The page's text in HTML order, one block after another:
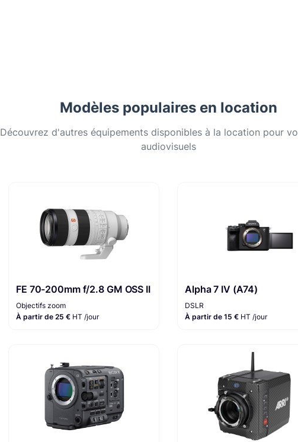
Modèles populaires en location
Découvrez d'autres équipements disponibles à la location pour
audiovisuels
FE 70-200mm f/2.8 GM OSS II
Objectifs zoom
À partir de 25 € HT /jour
Alpha 7 IV (A74)
DSLR
À partir de 15 € HT /jour